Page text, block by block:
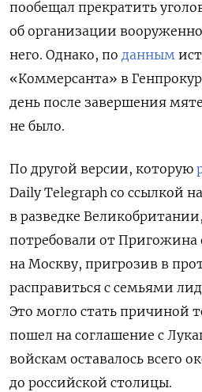
пообещал прекратить
об организации
него. Однако, по данным
«Коммерсанта» в
день после завершения
не было.
По другой версии, которую
Daily Telegraph со ссылкой
в разведке
потребовали от
на Москву, пригрозив в
расправиться с семьями
Это могло стать причиной
пошел на соглашение с
войскам оставалось всего
до российской столицы.